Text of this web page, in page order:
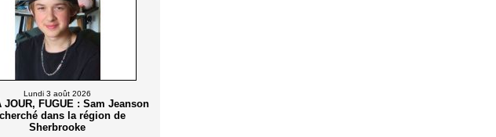
Lundi 3 août 2026
JOUR, FUGUE : Sam Jeanson
dans la région de
Sherbrooke